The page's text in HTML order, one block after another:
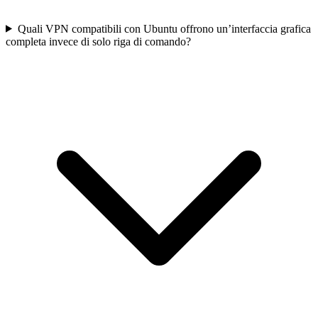
Quali VPN compatibili con Ubuntu offrono un’interfaccia grafica
completa invece di solo riga di comando?